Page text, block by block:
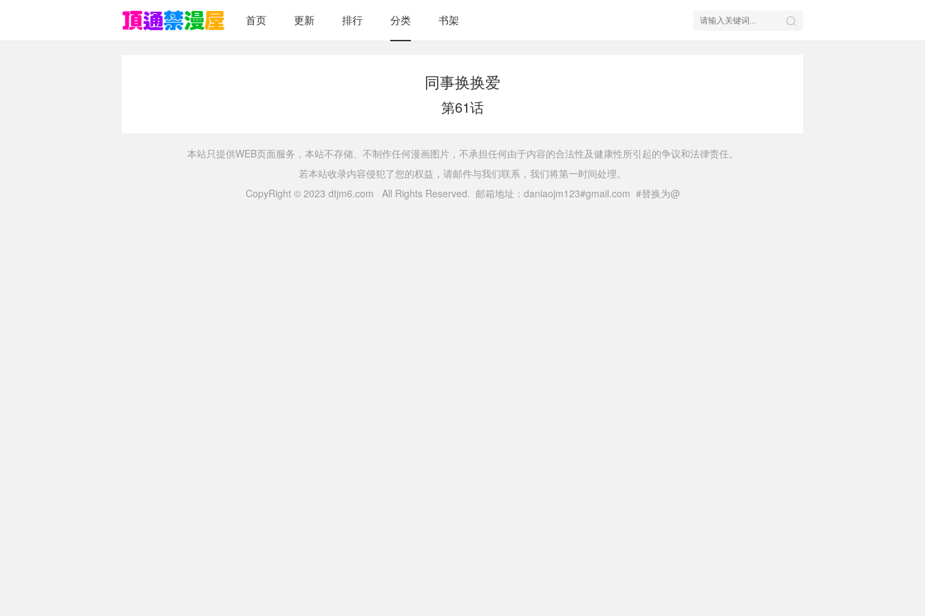
首页 更新 排行 分类 书架
同事换换爱
第61话
本站只提供WEB页面服务，本站不存储、不制作任何漫画图片，不承担任何由于内容的合法性及健康性所引起的争议和法律责任。
若本站收录内容侵犯了您的权益，请邮件与我们联系，我们将第一时间处理。
CopyRight © 2023 dtjm6.com All Rights Reserved. 邮箱地址：daniaojm123#gmail.com #替换为@